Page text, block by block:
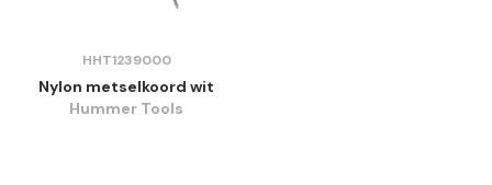
HHT1239000
Nylon metselkoord wit
Hummer Tools